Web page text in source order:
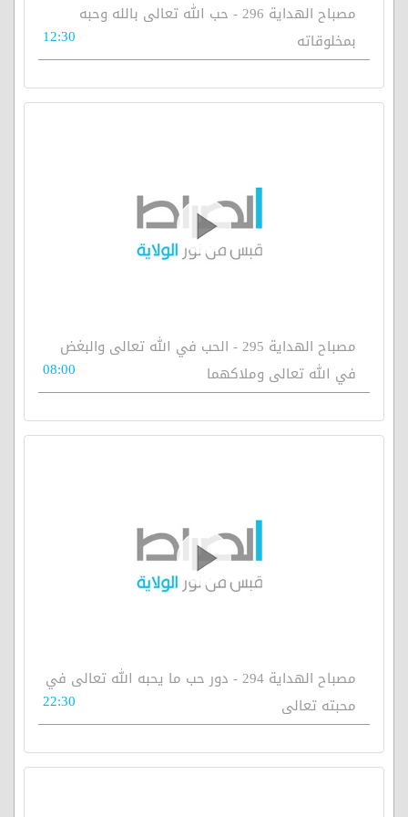
مصباح الهداية 296 - حب الله تعالى بالله وحبه
بمخلوقاته
12:30
مصباح الهداية 295 - الحب في الله تعالى والبغض
في الله تعالى وملاكهما
08:00
مصباح الهداية 294 - دور حب ما يحبه الله تعالى في
محبته تعالى
22:30